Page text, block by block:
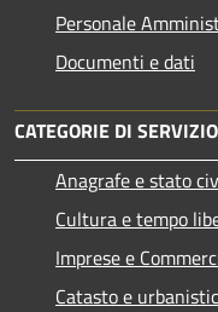
Personale
Documenti e dati
CATEGORIE DI SERVIZIO
Anagrafe e stato
Cultura e tempo
Imprese e
Catasto e